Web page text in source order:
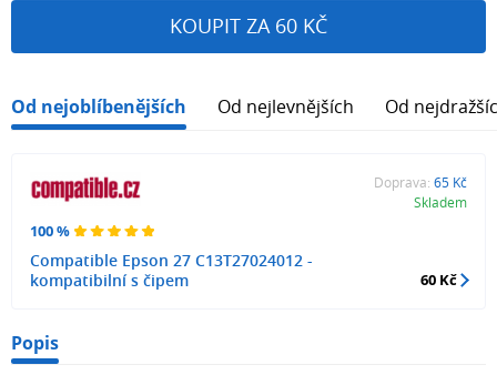
KOUPIT ZA 60 KČ
Od nejoblíbenějších Od nejlevnějších Od
100 %
Compatible Epson 27 C13T27024012 -
kompatibilní s čipem
Doprava: 65 Kč
Skladem
60 Kč
Popis